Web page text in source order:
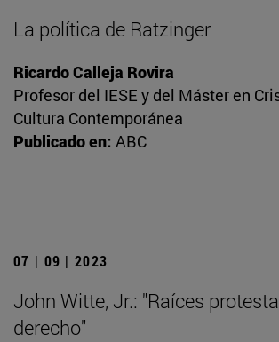
La política de Ratzinger
Ricardo Calleja Rovira
Profesor del IESE y del Máster en
Cultura Contemporánea
Publicado en: ABC
07 | 09 | 2023
John Witte, Jr.: "Raíces
derecho"